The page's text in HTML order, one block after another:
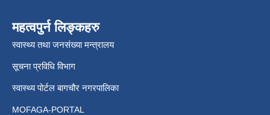
महत्वपुर्न लिङ्कहरु
स्वास्थ्य तथा जनसंख्या मन्त्रालय
सूचना प्रविधि विभाग
स्वास्थ्य पोर्टल बागचौर नगरपालिका
MOFAGA-PORTAL